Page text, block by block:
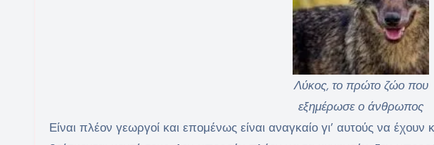
Λύκος, το πρώτο ζώο που
εξημέρωσε ο άνθρωπος
Είναι πλέον γεωργοί και επομένως είναι αναγκαίο γι’ αυτούς να